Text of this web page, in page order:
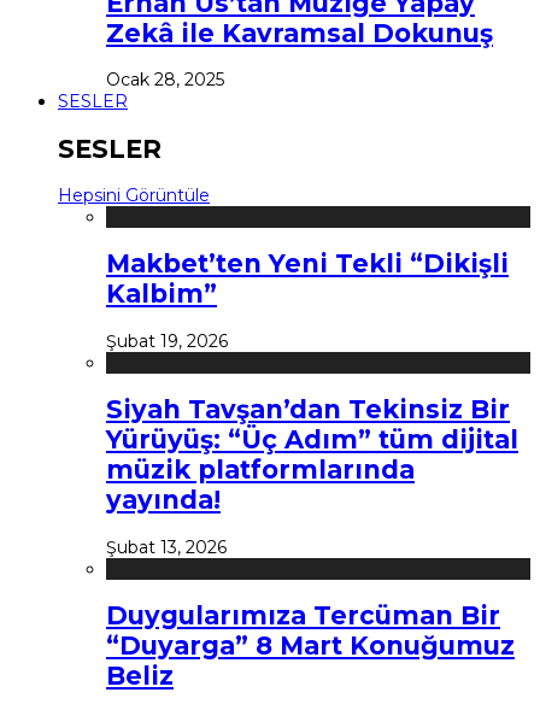
Zekâ ile Kavramsal Dokunuş
Ocak 28, 2025
SESLER
SESLER
Hepsini Görüntüle
Makbet’ten Yeni Tekli “Dikişli
Kalbim”
Şubat 19, 2026
Siyah Tavşan’dan Tekinsiz Bir
Yürüyüş: “Üç Adım” tüm dijital
müzik platformlarında
yayında!
Şubat 13, 2026
Duygularımıza Tercüman Bir
“Duyarga” 8 Mart Konuğumuz
Beliz